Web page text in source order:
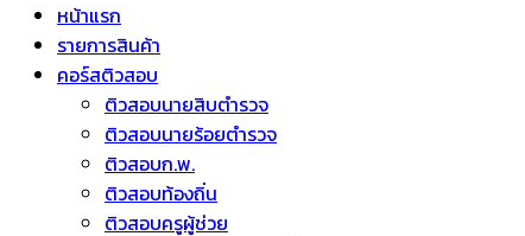
หน้าแรก
รายการสินค้า
คอร์สติวสอบ
ติวสอบนายสิบตำรวจ
ติวสอบนายร้อยตำรวจ
ติวสอบก.พ.
ติวสอบท้องถิ่น
ติวสอบครูผู้ช่วย